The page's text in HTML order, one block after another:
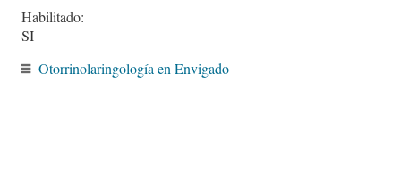
Habilitado:
SI
Otorrinolaringología en Envigado